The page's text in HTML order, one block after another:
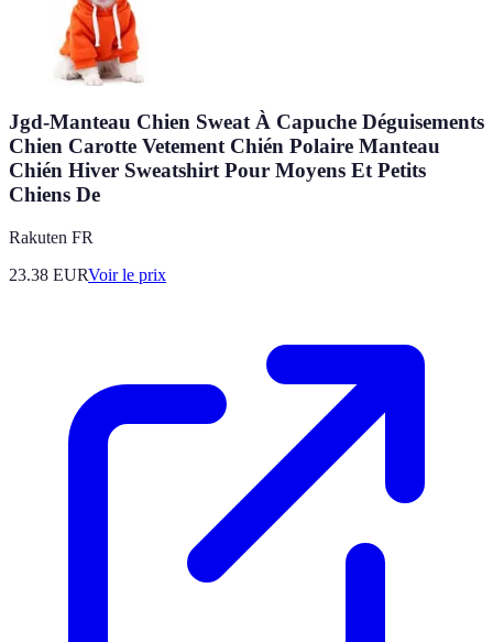
Jgd-Manteau Chien Sweat À Capuche Déguisements
Chien Carotte Vetement Chién Polaire Manteau
Chién Hiver Sweatshirt Pour Moyens Et Petits
Chiens De
Rakuten FR
23.38 EURVoir le prix